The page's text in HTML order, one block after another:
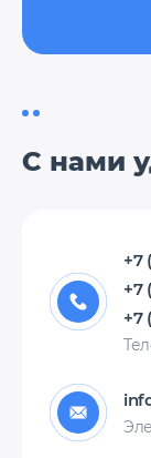
С нами
+7
+7
+7